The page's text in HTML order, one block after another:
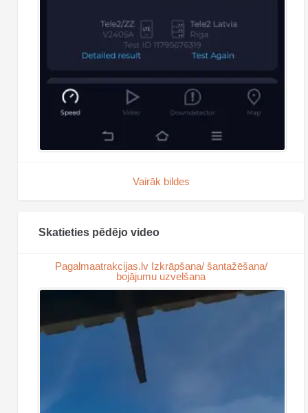
Vairāk bildes
Skatieties pēdējo video
Pagalmaatrakcijas.lv Izkrāpšana/ šantažēšana/
bojājumu uzvelšana